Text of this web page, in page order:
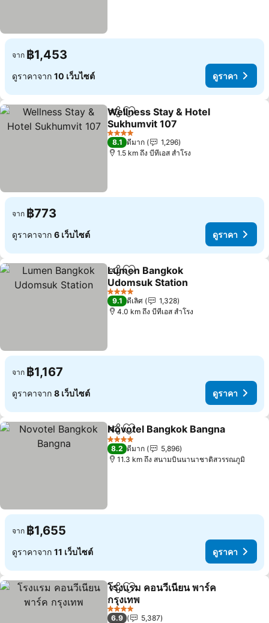
จาก ฿1,453
ดูราคาจาก 10 เว็บไซต์ ดูราคา
แชร์ เพิ่มในรายการโปรด
Wellness Stay & Hotel
Sukhumvit 107
ดูราคา
4 ดาว
8.1 ดีมาก
1,296
1.5 km ถึง บีทีเอส สำโรง
จาก ฿773
ดูราคาจาก 6 เว็บไซต์ ดูราคา
แชร์ เพิ่มในรายการโปรด
Lumen Bangkok
Udomsuk Station
ดูราคา
4 ดาว
9.1 ดีเลิศ
1,328
4.0 km ถึง บีทีเอส สำโรง
จาก ฿1,167
ดูราคาจาก 8 เว็บไซต์ ดูราคา
แชร์ เพิ่มในรายการโปรด
Novotel Bangkok Bangna
4 ดาว
8.2 ดีมาก
5,896
11.3 km ถึง สนามบินนานาชาติสวรรณภูมิ
จาก ฿1,655
ดูราคาจาก 11 เว็บไซต์ ดูราคา
แชร์ เพิ่มในรายการโปรด
โรงแรม คอนวีเนียน พาร์ค
กรุงเทพ
ดูราคา
4 ดาว
6.9
5,387